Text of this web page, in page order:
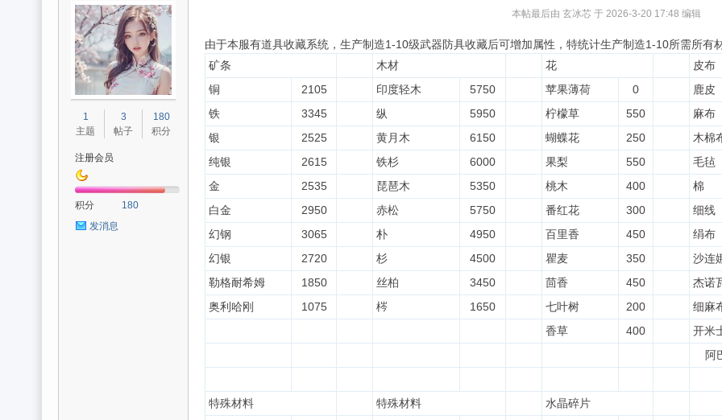
1
主题
3
帖子
180
积分
注册会员
积分
180
发消息
本帖最后由 玄冰芯 于 2026-3-20 17:48 编辑
由于本服有道具收藏系统，生产制造1-10级武器防具收藏后可增加属性，特统计生产制造1-10所需所有
矿条
木材 花
皮布
铜
2105 印度轻木 5750 苹果薄荷 0
鹿皮
铁
3345 纵 5950 柠檬草 550
麻布
银
2525 黄月木 6150 蝴蝶花 250
木棉
纯银
2615 铁杉 6000 果梨 550
毛毡
金
2535 琵琶木 5350 桃木 400
棉
白金
2950 赤松 5750 番红花 300
细线
幻钢
3065 朴 4950 百里香 450
绢布
幻银
2720 杉 4500 瞿麦 350
沙连
勒格耐希姆
1850 丝柏 3450 茴香 450
杰诺
奥利哈刚
1075 梣 1650 七叶树 200
细麻
香草
400
开米
阿
特殊材料 特殊材料 水晶碎片